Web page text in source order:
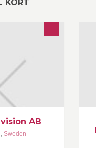
KORT
Auktoriserad
och
AB
,Sweden